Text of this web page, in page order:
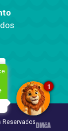
Reservados
1